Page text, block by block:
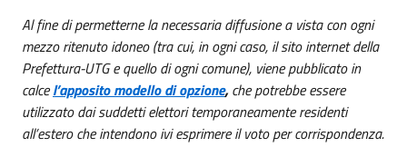
Al fine di permetterne la necessaria diffusione a vista con ogni
mezzo ritenuto idoneo (tra cui, in ogni caso, il sito internet della
Prefettura-UTG e quello di ogni comune), viene pubblicato in
calce l’apposito modello di opzione,che potrebbe essere
utilizzato dai suddetti elettori temporaneamente residenti
all’estero che intendono ivi esprimere il voto per corrispondenza.